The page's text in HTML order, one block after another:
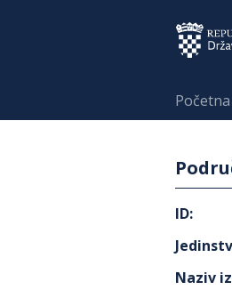
Početna
ID:
Naziv